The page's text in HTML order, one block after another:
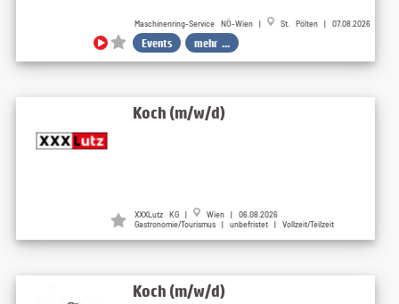
Maschinenring-Service NÖ-Wien | St. Pölten | 07.08.2026
Events mehr ...
Koch (m/w/d)
XXXLutz KG |
Wien | 06.08.2026
Gastronomie/Tourismus | unbefristet | Vollzeit/Teilzeit
Koch (m/w/d)